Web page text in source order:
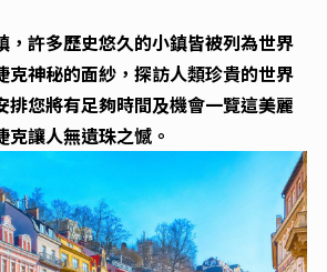
，許多歷史悠久的小鎮皆被列為世界
克神秘的面紗，探訪人類珍貴的世界
排您將有足夠時間及機會一覽這美麗
讓人無遺珠之憾。